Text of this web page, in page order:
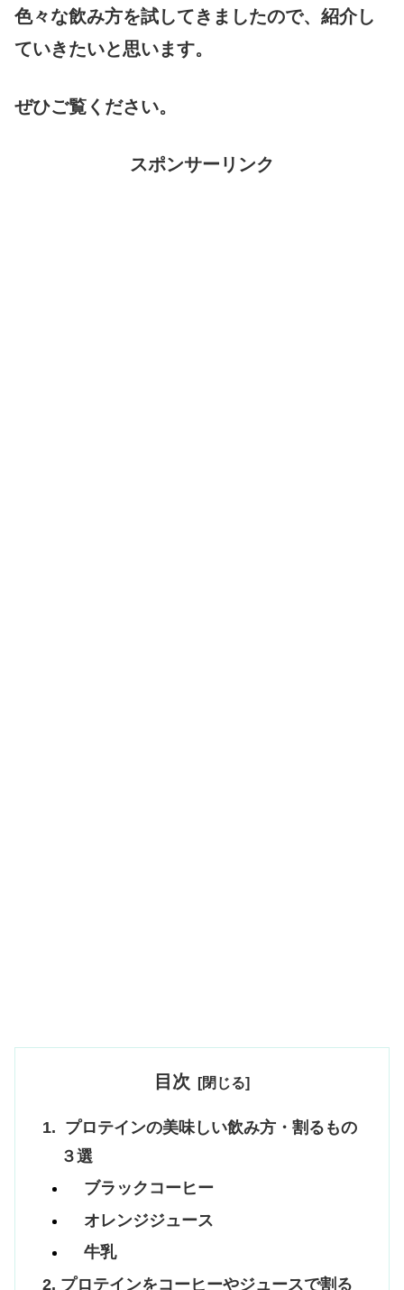
色々な飲み方を試してきましたので、紹介し
ていきたいと思います。
ぜひご覧ください。
スポンサーリンク
目次
プロテインの美味しい飲み方・割るもの
３選
ブラックコーヒー
オレンジジュース
牛乳
プロテインをコーヒーやジュースで割る